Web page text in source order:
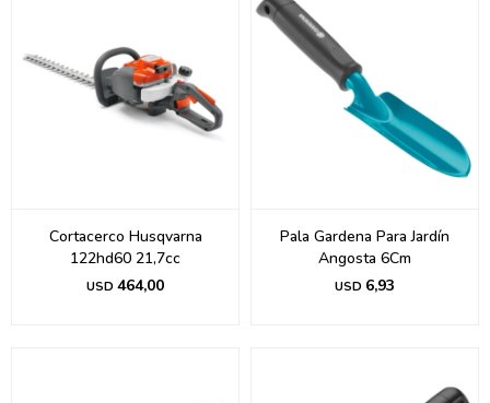
Cortacerco Husqvarna
122hd60 21,7cc
USD 464,00
Pala Gardena Para Jardín
Angosta 6Cm
USD 6,93